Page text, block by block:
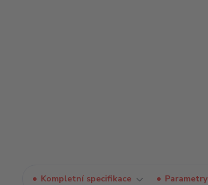
Kompletní specifikace Parametry